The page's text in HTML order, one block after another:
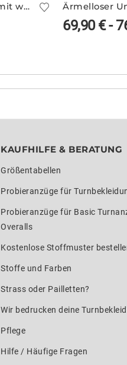
Unisex Basic Jumpsuit mit weitem Bein – viele Farben
69,90€-
KAUFHILFE & BERATUNG
Größentabellen
Probieranzüge für
Probieranzüge für Basic
Overalls
Kostenlose Stoffmuster
Stoffe und Farben
Strass oder Pailletten?
Wir bedrucken deine
Pflege
Hilfe / Häufige Fragen